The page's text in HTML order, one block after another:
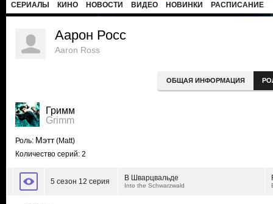
СЕРИАЛЫ КИНО НОВОСТИ ВИДЕО НОВИНКИ РАСПИСАНИЕ
Аарон Росс
Aaron Ross
ОБЩАЯ ИНФОРМАЦИЯ
Гримм
Grimm
Роль: Мэтт(Matt)
Количество серий: 2
5 сезон 12 серия В Шварцвальде
Into the Schwarzwald